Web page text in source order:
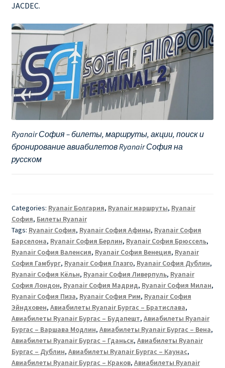
JACDEC.
Ryanair София – билеты, маршруты, акции, поиск и
бронирование авиабилетов Ryanair София на
русском
Categories: Ryanair Болгария, Ryanair маршруты, Ryanair
София, Билеты Ryanair
Tags: Ryanair София, Ryanair София Афины, Ryanair София
Барселона, Ryanair София Берлин, Ryanair София Брюссель,
Ryanair София Валенсия, Ryanair София Венеция, Ryanair
София Гамбург, Ryanair София Глазго, Ryanair София Дублин,
Ryanair София Кёльн, Ryanair София Ливерпуль, Ryanair
София Лондон, Ryanair София Мадрид, Ryanair София Милан,
Ryanair София Пиза, Ryanair София Рим, Ryanair София
Эйндховен, Авиабилеты Ryanair Бургас – Братислава,
Авиабилеты Ryanair Бургас – Будапешт, Авиабилеты Ryanair
Бургас – Варшава Модлин, Авиабилеты Ryanair Бургас – Вена,
Авиабилеты Ryanair Бургас – Гданьск, Авиабилеты Ryanair
Бургас – Дублин, Авиабилеты Ryanair Бургас – Каунас,
Авиабилеты Ryanair Бургас – Краков, Авиабилеты Ryanair